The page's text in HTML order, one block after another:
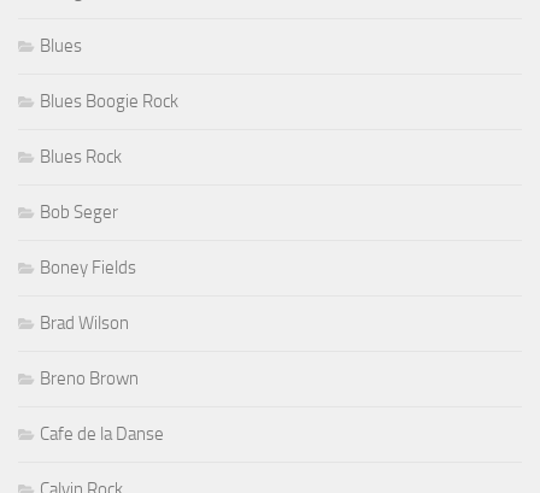
Blues
Blues Boogie Rock
Blues Rock
Bob Seger
Boney Fields
Brad Wilson
Breno Brown
Cafe de la Danse